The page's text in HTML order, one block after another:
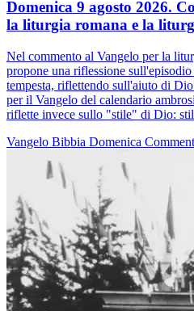
Domenica 9 agosto 2026.
la liturgia romana e la
Nel commento al Vangelo per la
propone una riflessione
tempesta, riflettendo sull'aiuto di
per il Vangelo del calendario
riflette invece sullo "stile" di Dio:
Vangelo Bibbia Domenica